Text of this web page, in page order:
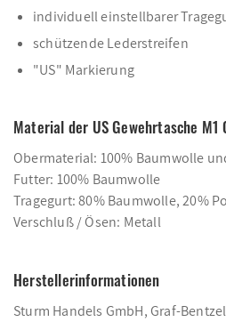
individuell einstellbarer
schützende Lederstreifen
"US" Markierung
Material der US Gewehrtasche M1
Obermaterial: 100% Baumwolle
Futter: 100% Baumwolle
Tragegurt: 80% Baumwolle, 20%
Verschluß / Ösen: Metall
Herstellerinformationen
Sturm Handels GmbH, Graf-